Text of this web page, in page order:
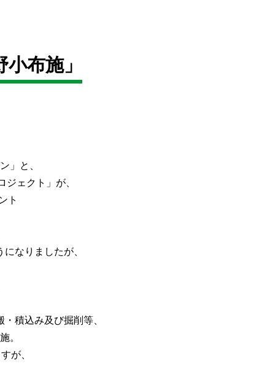
布施」
」と、
ェクト」が、
ト
なりましたが、
積込み及び掘削等、
。
が、